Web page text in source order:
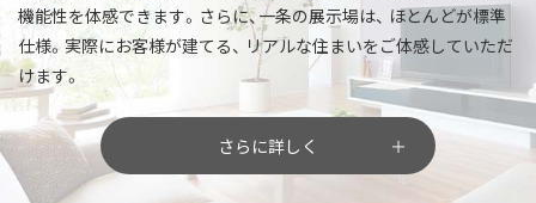
機能性を体感できます。さらに、一条の展示場は、 ほとんどが標準
仕様。実際にお客様が建てる、 リアルな住まいをご体感していただ
けます。
さらに詳しく